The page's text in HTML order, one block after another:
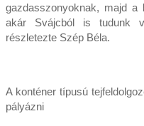
gazdasszonyoknak, majd
akár Svájcból is tudunk
részletezte Szép Béla.
A konténer típusú
pályázni